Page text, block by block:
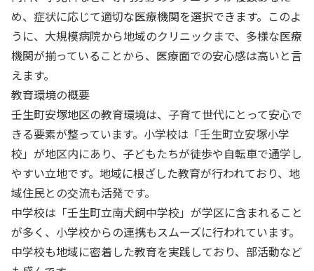
め、症状に応じて適切な医療機関を選択できます。このよ
うに、大規模病院から地域のクリニックまで、多様な医療
機関が揃っていることから、医療面での安心感は高いと言
えます。
教育環境の概要
壬生町安塚地区の教育環境は、子育て世代にとって安心で
きる要素が整っています。小学校は「壬生町立安塚小学
校」が地区内にあり、子どもたちが徒歩や自転車で通学し
やすい立地です。地域に根ざした教育が行われており、地
域住民との交流も活発です。
中学校は「壬生町立南犬飼中学校」が学区に含まれること
が多く、小学校からの連携もスムーズに行われています。
中学校も地域に密着した教育を実践しており、部活動など